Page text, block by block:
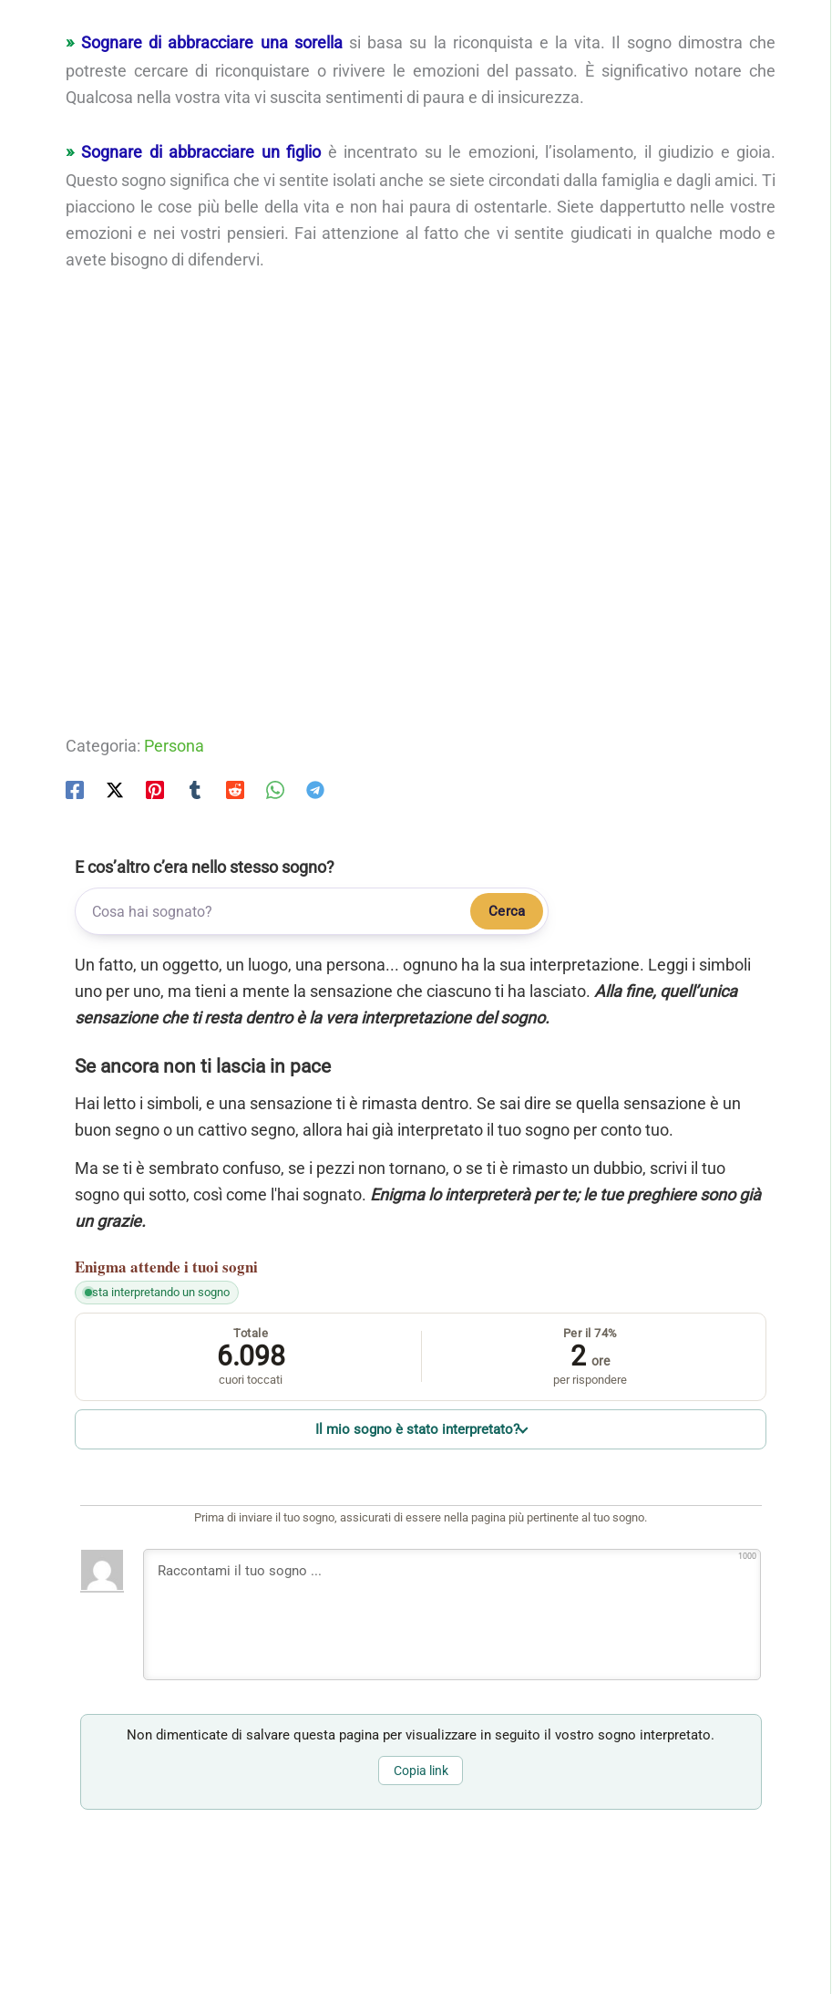
Sognare di abbracciare una sorellasi basa su la riconquista e la vita. Il sogno dimostra che
potreste cercare di riconquistare o rivivere le emozioni del passato. È significativo notare che
Qualcosa nella vostra vita vi suscita sentimenti di paura e di insicurezza.
Sognare di abbracciare un figlioè incentrato su le emozioni, l’isolamento, il giudizio e gioia.
Questo sogno significa che vi sentite isolati anche se siete circondati dalla famiglia e dagli amici. Ti
piacciono le cose più belle della vita e non hai paura di ostentarle. Siete dappertutto nelle vostre
emozioni e nei vostri pensieri. Fai attenzione al fatto che vi sentite giudicati in qualche modo e
avete bisogno di difendervi.
Categoria: Persona
E cos’altro c’era nello stesso sogno?
Cerca
Un fatto, un oggetto, un luogo, una persona... ognuno ha la sua interpretazione. Leggi i simboli
uno per uno, ma tieni a mente la sensazione che ciascuno ti ha lasciato. Alla fine, quell’unica
sensazione che ti resta dentro è la vera interpretazione del sogno.
Se ancora non ti lascia in pace
Hai letto i simboli, e una sensazione ti è rimasta dentro. Se sai dire se quella sensazione è un
buon segno o un cattivo segno, allora hai già interpretato il tuo sogno per conto tuo.
Ma se ti è sembrato confuso, se i pezzi non tornano, o se ti è rimasto un dubbio, scrivi il tuo
sogno qui sotto, così come l'hai sognato. Enigma lo interpreterà per te; le tue preghiere sono già
un grazie.
Enigma attende i tuoi sogni
sta interpretando un sogno
Totale
6.098
cuori toccati
Per il 74%
2 ore
per rispondere
Il mio sogno è stato interpretato?
Prima di inviare il tuo sogno, assicurati di essere nella pagina più pertinente al tuo sogno.
1000
Non dimenticate di salvare questa pagina per visualizzare in seguito il vostro sogno interpretato.
Copia link